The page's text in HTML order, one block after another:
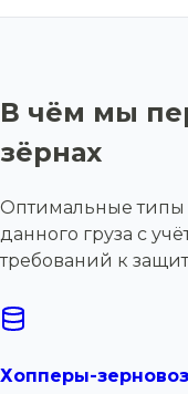
В чём мы
зёрнах
Оптимальные типы
данного груза с
требований к
Хопперы-